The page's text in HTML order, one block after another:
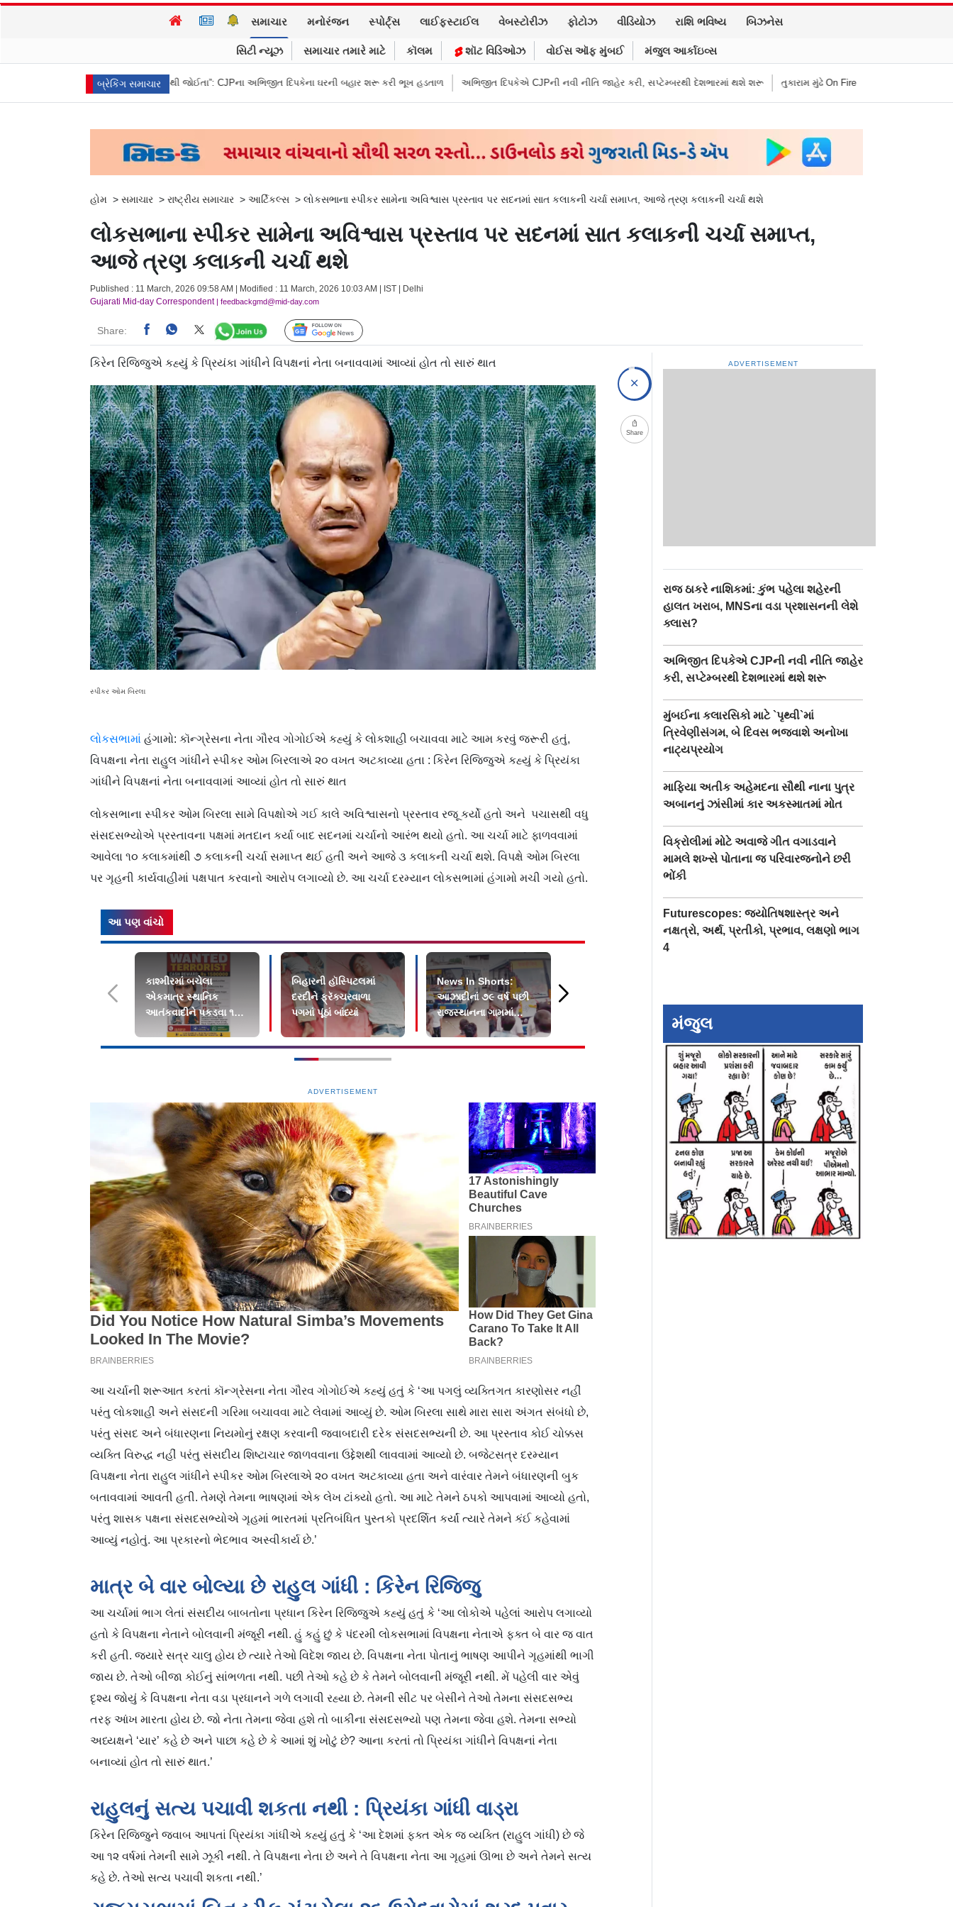
સમાચાર મનોરંજન સ્પોર્ટ્સ લાઈફસ્ટાઈલ વેબસ્ટોરીઝ ફોટોઝ વીડિયોઝ રાશિ ભવિષ્ય બિઝનેસ
સિટી ન્યૂઝ સમાચાર તમારે માટે કૉલમ શૉટ વિડિઓઝ વોઈસ ઑફ મુંબઈ મંજુલ આર્કાઇવ્સ
બ્રેકિંગ સમાચાર
“બીજા કેજરીવાલ નથી જોઈતા”: CJPના અભિજીત દિપકેના ઘરની બહાર શરૂ કરી ભૂખ હડતાળ અભિજીત દિપકેએ CJPની નવી નીતિ જાહેર કરી, સપ્ટેમ્બરથી દેશભારમાં થશે શરૂ તુકારામ મુંઢે On Fire: "સરકારી નિયમો અનુસાર કામ નથી કરવું
હોમ > સમાચાર > રાષ્ટ્રીય સમાચાર > આર્ટિકલ્સ > લોકસભાના સ્પીકર સામેના અવિશ્વાસ પ્રસ્તાવ પર સદનમાં સાત કલાકની ચર્ચા સમાપ્ત, આજે ત્રણ કલાકની ચર્ચા થશે
લોકસભાના સ્પીકર સામેના અવિશ્વાસ પ્રસ્તાવ પર સદનમાં સાત કલાકની ચર્ચા સમાપ્ત,
આજે ત્રણ કલાકની ચર્ચા થશે
Published : 11 March, 2026 09:58 AM | Modified : 11 March, 2026 10:03 AM | IST | Delhi
Gujarati Mid-day Correspondent| feedbackgmd@mid-day.com
Share: Follow Us
કિરેન રિજિજુએ કહ્યું કે પ્રિયંકા ગાંધીને વિપક્ષનાં નેતા બનાવવામાં આવ્યાં હોત તો સારું થાત
સ્પીકર ઓમ બિરલા
લોકસભામાં હંગામો: કૉન્ગ્રેસના નેતા ગૌરવ ગોગોઈએ કહ્યું કે લોકશાહી બચાવવા માટે આમ કરવું જરૂરી હતું,
વિપક્ષના નેતા રાહુલ ગાંધીને સ્પીકર ઓમ બિરલાએ ૨૦ વખત અટકાવ્યા હતા : કિરેન રિજિજુએ કહ્યું કે પ્રિયંકા
ગાંધીને વિપક્ષનાં નેતા બનાવવામાં આવ્યાં હોત તો સારું થાત
લોકસભાના સ્પીકર ઓમ બિરલા સામે વિપક્ષોએ ગઈ કાલે અવિશ્વાસનો પ્રસ્તાવ રજૂ કર્યો હતો અને પચાસથી વધુ
સંસદસભ્યોએ પ્રસ્તાવના પક્ષમાં મતદાન કર્યા બાદ સદનમાં ચર્ચાનો આરંભ થયો હતો. આ ચર્ચા માટે ફાળવવામાં
આવેલા ૧૦ કલાકમાંથી ૭ કલાકની ચર્ચા સમાપ્ત થઈ હતી અને આજે ૩ કલાકની ચર્ચા થશે. વિપક્ષે ઓમ બિરલા
પર ગૃહની કાર્યવાહીમાં પક્ષપાત કરવાનો આરોપ લગાવ્યો છે. આ ચર્ચા દરમ્યાન લોકસભામાં હંગામો મચી ગયો હતો.
આ પણ વાંચો
કાશ્મીરમાં બચેલા
એકમાત્ર સ્થાનિક
આતંકવાદીને પકડવા ૧૫
લાખનું ઇનામ
બિહારની હૉસ્પિટલમાં
દરદીને ફ્રૅક્ચરવાળા
પગમાં પૂંઠાં બાંધ્યાં
News In Shorts:
આઝાદીનાં ૭૯ વર્ષ પછી
રાજસ્થાનના ગામમાં
પહેલી વાર સરકારી બસ
ADVERTISEMENT
આ ચર્ચાની શરૂઆત કરતાં કૉન્ગ્રેસના નેતા ગૌરવ ગોગોઈએ કહ્યું હતું કે ‘આ પગલું વ્યક્તિગત કારણોસર નહીં
પરંતુ લોકશાહી અને સંસદની ગરિમા બચાવવા માટે લેવામાં આવ્યું છે. ઓમ બિરલા સાથે મારા સારા અંગત સંબંધો છે,
પરંતુ સંસદ અને બંધારણના નિયમોનું રક્ષણ કરવાની જવાબદારી દરેક સંસદસભ્યની છે. આ પ્રસ્તાવ કોઈ ચોક્કસ
વ્યક્તિ વિરુદ્ધ નહીં પરંતુ સંસદીય શિષ્ટાચાર જાળવવાના ઉદ્દેશથી લાવવામાં આવ્યો છે. બજેટસત્ર દરમ્યાન
વિપક્ષના નેતા રાહુલ ગાંધીને સ્પીકર ઓમ બિરલાએ ૨૦ વખત અટકાવ્યા હતા અને વારંવાર તેમને બંધારણની બુક
બતાવવામાં આવતી હતી. તેમણે તેમના ભાષણમાં એક લેખ ટાંક્યો હતો. આ માટે તેમને ઠપકો આપવામાં આવ્યો હતો,
પરંતુ શાસક પક્ષના સંસદસભ્યોએ ગૃહમાં ભારતમાં પ્રતિબંધિત પુસ્તકો પ્રદર્શિત કર્યાં ત્યારે તેમને કંઈ કહેવામાં
આવ્યું નહોતું. આ પ્રકારનો ભેદભાવ અસ્વીકાર્ય છે.’
માત્ર બે વાર બોલ્યા છે રાહુલ ગાંધી : કિરેન રિજિજુ
આ ચર્ચામાં ભાગ લેતાં સંસદીય બાબતોના પ્રધાન કિરેન રિજિજુએ કહ્યું હતું કે ‘આ લોકોએ પહેલાં આરોપ લગાવ્યો
હતો કે વિપક્ષના નેતાને બોલવાની મંજૂરી નથી. હું કહું છું કે પંદરમી લોકસભામાં વિપક્ષના નેતાએ ફક્ત બે વાર જ વાત
કરી હતી. જ્યારે સત્ર ચાલુ હોય છે ત્યારે તેઓ વિદેશ જાય છે. વિપક્ષના નેતા પોતાનું ભાષણ આપીને ગૃહમાંથી ભાગી
જાય છે. તેઓ બીજા કોઈનું સાંભળતા નથી. પછી તેઓ કહે છે કે તેમને બોલવાની મંજૂરી નથી. મેં પહેલી વાર એવું
દૃશ્ય જોયું કે વિપક્ષના નેતા વડા પ્રધાનને ગળે લગાવી રહ્યા છે. તેમની સીટ પર બેસીને તેઓ તેમના સંસદસભ્ય
તરફ આંખ મારતા હોય છે. જો નેતા તેમના જેવા હશે તો બાકીના સંસદસભ્યો પણ તેમના જેવા હશે. તેમના સભ્યો
અધ્યક્ષને ‘યાર’ કહે છે અને પાછા કહે છે કે આમાં શું ખોટું છે? આના કરતાં તો પ્રિયંકા ગાંધીને વિપક્ષનાં નેતા
બનાવ્યાં હોત તો સારું થાત.’
રાહુલનું સત્ય પચાવી શકતા નથી : પ્રિયંકા ગાંધી વાડ્રા
કિરેન રિજિજુને જવાબ આપતાં પ્રિયંકા ગાંધીએ કહ્યું હતું કે ‘આ દેશમાં ફક્ત એક જ વ્યક્તિ (રાહુલ ગાંધી) છે જે
આ ૧૨ વર્ષમાં તેમની સામે ઝૂકી નથી. તે વિપક્ષના નેતા છે અને તે વિપક્ષના નેતા આ ગૃહમાં ઊભા છે અને તેમને સત્ય
કહે છે. તેઓ સત્ય પચાવી શકતા નથી.’
Share
ADVERTISEMENT
રાજ ઠાકરે નાશિકમાં: કુંભ પહેલા શહેરની
હાલત ખરાબ, MNSના વડા પ્રશાસનની લેશે
ક્લાસ?
અભિજીત દિપકેએ CJPની નવી નીતિ જાહેર
કરી, સપ્ટેમ્બરથી દેશભારમાં થશે શરૂ
મુંબઈના કલારસિકો માટે `પૃથ્વી`માં
ત્રિવેણીસંગમ, બે દિવસ ભજવાશે અનોખા
નાટ્યપ્રયોગ
માફિયા અતીક અહેમદના સૌથી નાના પુત્ર
અબાનનું ઝાંસીમાં કાર અકસ્માતમાં મોત
વિક્રોલીમાં મોટે અવાજે ગીત વગાડવાને
મામલે શખ્સે પોતાના જ પરિવારજનોને છરી
ભોંકી
Futurescopes: જ્યોતિષશાસ્ત્ર અને
નક્ષત્રો, અર્થ, પ્રતીકો, પ્રભાવ, લક્ષણો ભાગ
4
મંજુલ